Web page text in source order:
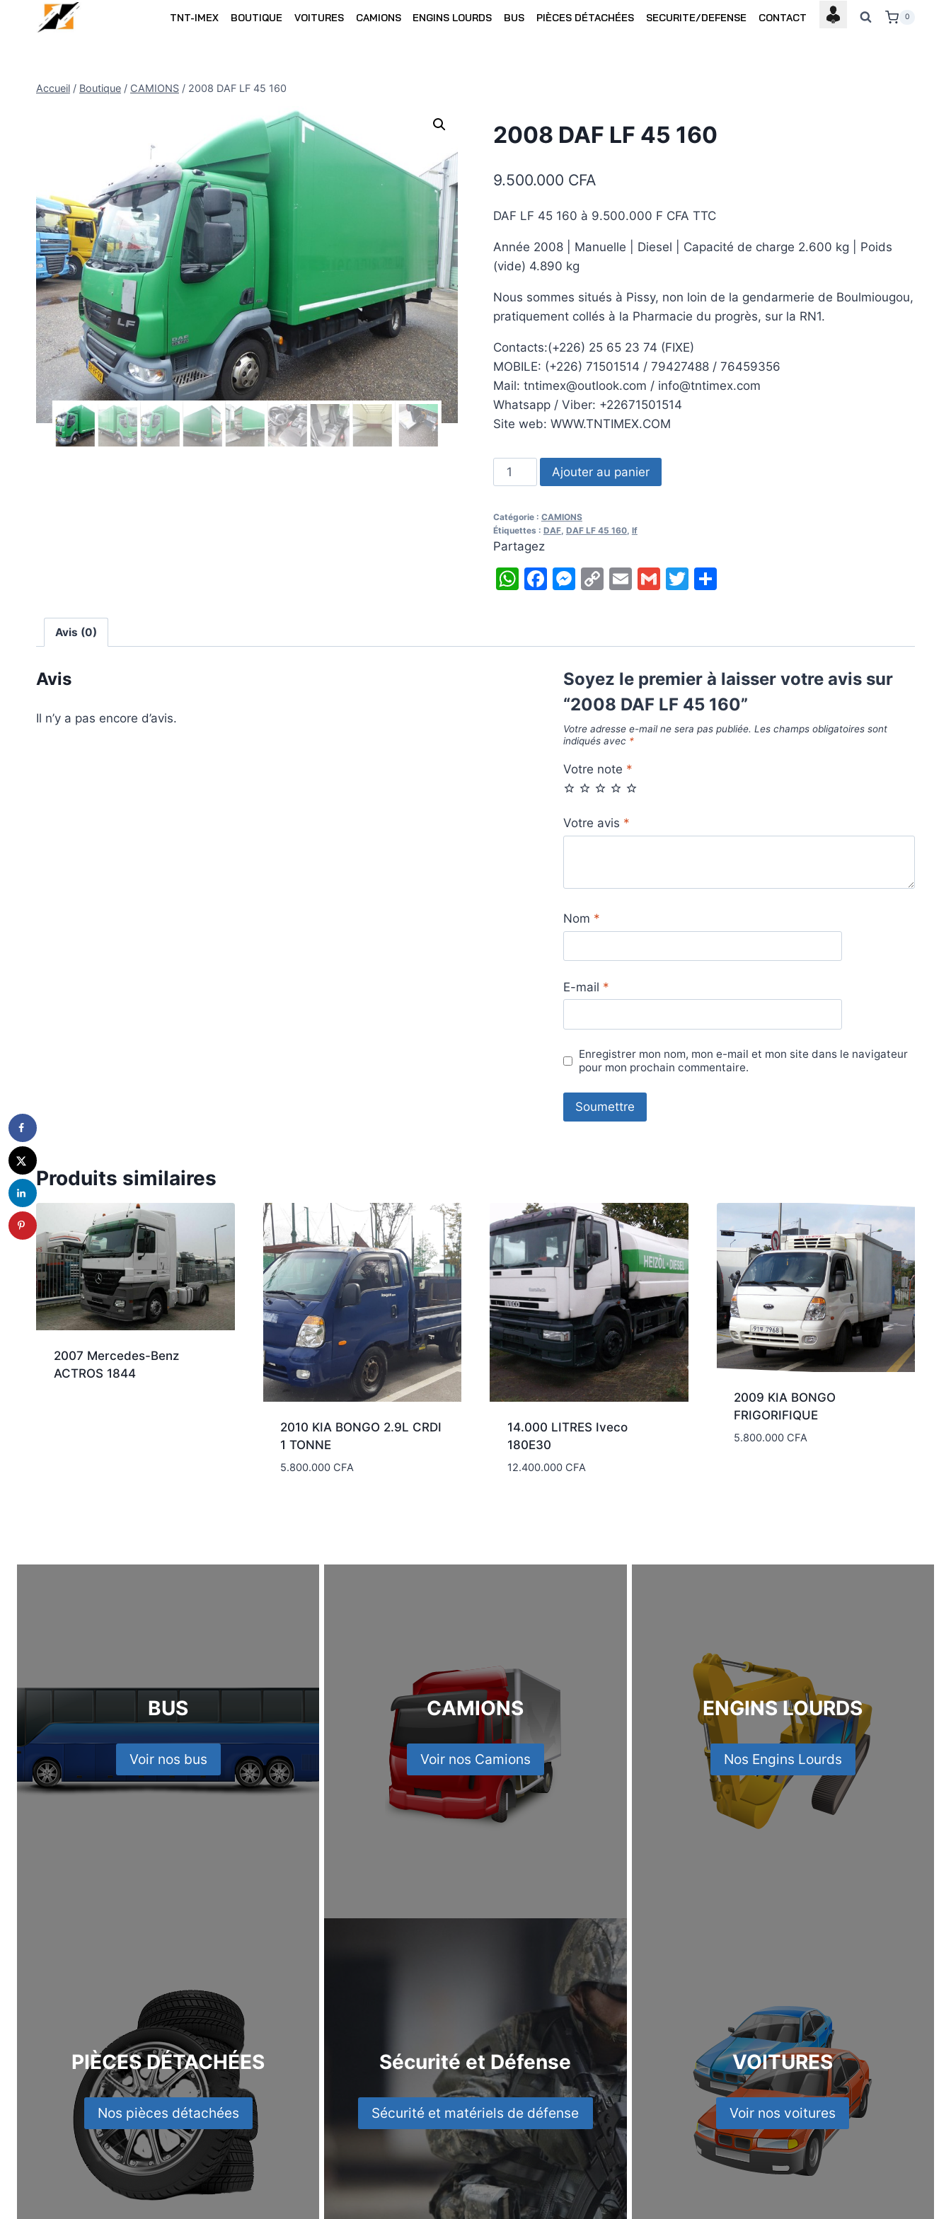
TNT-IMEX BOUTIQUE VOITURES CAMIONS ENGINS LOURDS BUS PIÈCES DÉTACHÉES SECURITE/DEFENSE CONTACT 0
Accueil / Boutique / CAMIONS / 2008 DAF LF 45 160
2008 DAF LF 45 160
9.500.000 CFA
DAF LF 45 160 à 9.500.000 F CFA TTC
Année 2008 | Manuelle | Diesel | Capacité de charge 2.600 kg | Poids
(vide) 4.890 kg
Nous sommes situés à Pissy, non loin de la gendarmerie de Boulmiougou,
pratiquement collés à la Pharmacie du progrès, sur la RN1.
Contacts:(+226) 25 65 23 74 (FIXE)
MOBILE: (+226) 71501514 / 79427488 / 76459356
Mail: tntimex@outlook.com / info@tntimex.com
Whatsapp / Viber: +22671501514
Site web: WWW.TNTIMEX.COM
quantité
de
DAF
LF
160
Ajouter au panier
Catégorie : CAMIONS
Étiquettes : DAF, DAF LF 45 160, lf
Partagez
WhatsApp
Facebook
Messenger
CopyEmailGmailTwitter
Partager
Avis (0)
Avis
Il n’y a pas encore d’avis.
Soyez le premier à laisser votre avis sur
“2008 DAF LF 45 160”
Votre adresse e-mail ne sera pas publiée. Les champs obligatoires sont
indiqués avec *
Votre note *
Votre avis *
Nom *
E-mail *
Enregistrer mon nom, mon e-mail et mon site dans le navigateur
pour mon prochain commentaire.
Produits similaires
2007 Mercedes-Benz
ACTROS 1844
2010 KIA BONGO 2.9L CRDI
1 TONNE
5.800.000 CFA
14.000 LITRES Iveco
180E30
12.400.000 CFA
2009 KIA BONGO
FRIGORIFIQUE
5.800.000 CFA
BUS
Voir nos bus
CAMIONS
Voir nos Camions
ENGINS LOURDS
Nos Engins Lourds
PIÈCES DÉTACHÉES
Nos pièces détachées
Sécurité et Défense
Sécurité et matériels de défense
VOITURES
Voir nos voitures